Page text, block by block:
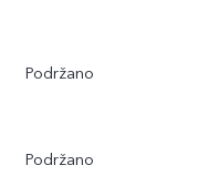
Podržano
Podržano